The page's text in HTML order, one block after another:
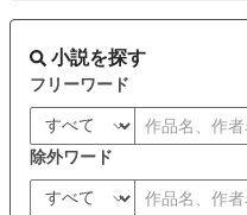
小説を探す
フリーワード
除外ワード